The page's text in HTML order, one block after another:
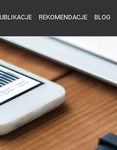
REKOMENDACJE BLOG